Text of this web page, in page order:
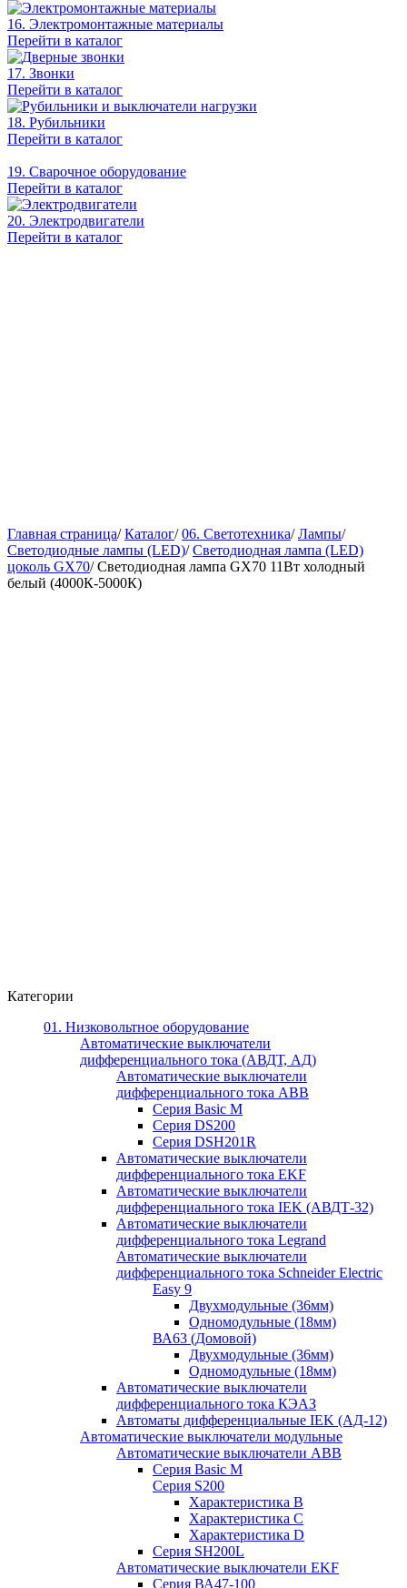
16. Электромонтажные материалы
Перейти в каталог
17. Звонки
Перейти в каталог
18. Рубильники
Перейти в каталог
19. Сварочное оборудование
Перейти в каталог
20. Электродвигатели
Перейти в каталог
Главная страница/ Каталог/ 06. Светотехника/ Лампы/
Светодиодные лампы (LED)/ Светодиодная лампа (LED)
цоколь GX70/ Светодиодная лампа GX70 11Вт холодный
белый (4000К-5000К)
Категории
01. Низковольтное оборудование
Автоматические выключатели
дифференциального тока (АВДТ, АД)
Автоматические выключатели
дифференциального тока ABB
Серия Basic M
Серия DS200
Серия DSH201R
Автоматические выключатели
дифференциального тока EKF
Автоматические выключатели
дифференциального тока IEK (АВДТ-32)
Автоматические выключатели
дифференциального тока Legrand
Автоматические выключатели
дифференциального тока Schneider Electric
Easy 9
Двухмодульные (36мм)
Одномодульные (18мм)
ВА63 (Домовой)
Двухмодульные (36мм)
Одномодульные (18мм)
Автоматические выключатели
дифференциального тока КЭАЗ
Автоматы дифференциальные IEK (АД-12)
Автоматические выключатели модульные
Автоматические выключатели ABB
Серия Basic M
Серия S200
Характеристика B
Характеристика C
Характеристика D
Серия SH200L
Автоматические выключатели EKF
Серия ВА47-100